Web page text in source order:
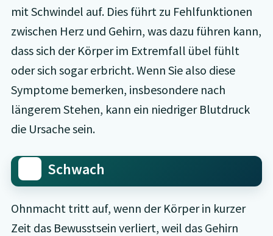
mit Schwindel auf. Dies führt zu Fehlfunktionen
zwischen Herz und Gehirn, was dazu führen kann,
dass sich der Körper im Extremfall übel fühlt
oder sich sogar erbricht. Wenn Sie also diese
Symptome bemerken, insbesondere nach
längerem Stehen, kann ein niedriger Blutdruck
die Ursache sein.
Schwach
Ohnmacht tritt auf, wenn der Körper in kurzer
Zeit das Bewusstsein verliert, weil das Gehirn